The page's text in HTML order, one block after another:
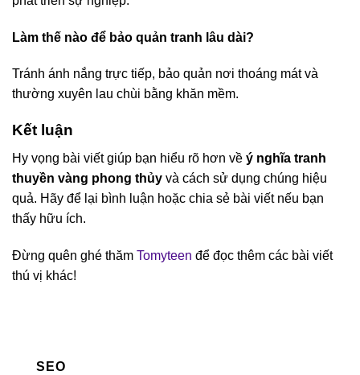
Làm thế nào để bảo quản tranh lâu dài?
Tránh ánh nắng trực tiếp, bảo quản nơi thoáng mát và
thường xuyên lau chùi bằng khăn mềm.
Kết luận
Hy vọng bài viết giúp bạn hiểu rõ hơn về ý nghĩa tranh
thuyền vàng phong thủy và cách sử dụng chúng hiệu
quả. Hãy để lại bình luận hoặc chia sẻ bài viết nếu bạn
thấy hữu ích.
Đừng quên ghé thăm Tomyteen để đọc thêm các bài viết
thú vị khác!
SEO